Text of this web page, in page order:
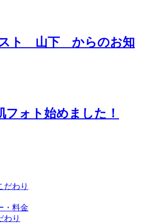
ト 山下 からのお知
フォト始めました！
だわり
・料金
わり